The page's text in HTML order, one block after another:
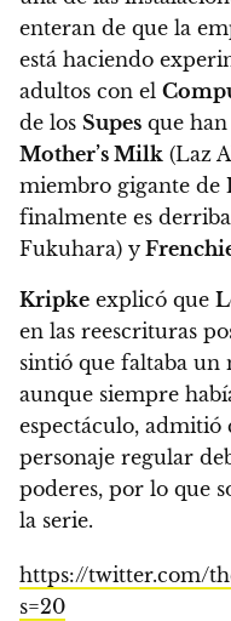
enteran de que la
está haciendo
adultos con el
de los Supes que
Mother’s Milk (Laz
miembro gigante de
finalmente es
Fukuhara) y
Kripke explicó que
en las reescrituras
sintió que faltaba un
aunque siempre
espectáculo, admitió
personaje regular
poderes, por lo que
la serie.
https://twitter.com/
s=20